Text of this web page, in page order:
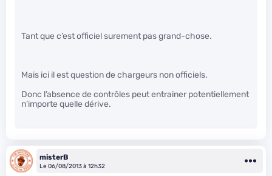
Tant que c’est officiel surement pas grand-chose.
Mais ici il est question de chargeurs non officiels.
Donc l’absence de contrôles peut entrainer potentiellement
n’importe quelle dérive.
misterB
Le 06/08/2013 à 12h32